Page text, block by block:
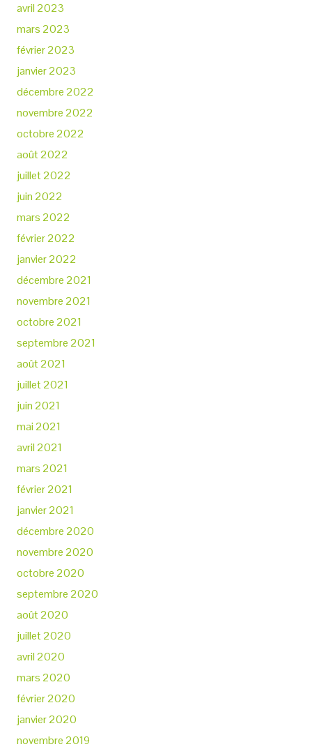
avril 2023
mars 2023
février 2023
janvier 2023
décembre 2022
novembre 2022
octobre 2022
août 2022
juillet 2022
juin 2022
mars 2022
février 2022
janvier 2022
décembre 2021
novembre 2021
octobre 2021
septembre 2021
août 2021
juillet 2021
juin 2021
mai 2021
avril 2021
mars 2021
février 2021
janvier 2021
décembre 2020
novembre 2020
octobre 2020
septembre 2020
août 2020
juillet 2020
avril 2020
mars 2020
février 2020
janvier 2020
novembre 2019